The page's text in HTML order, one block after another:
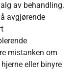
av behandling.
avgjørende
mistanken om
eller binyre